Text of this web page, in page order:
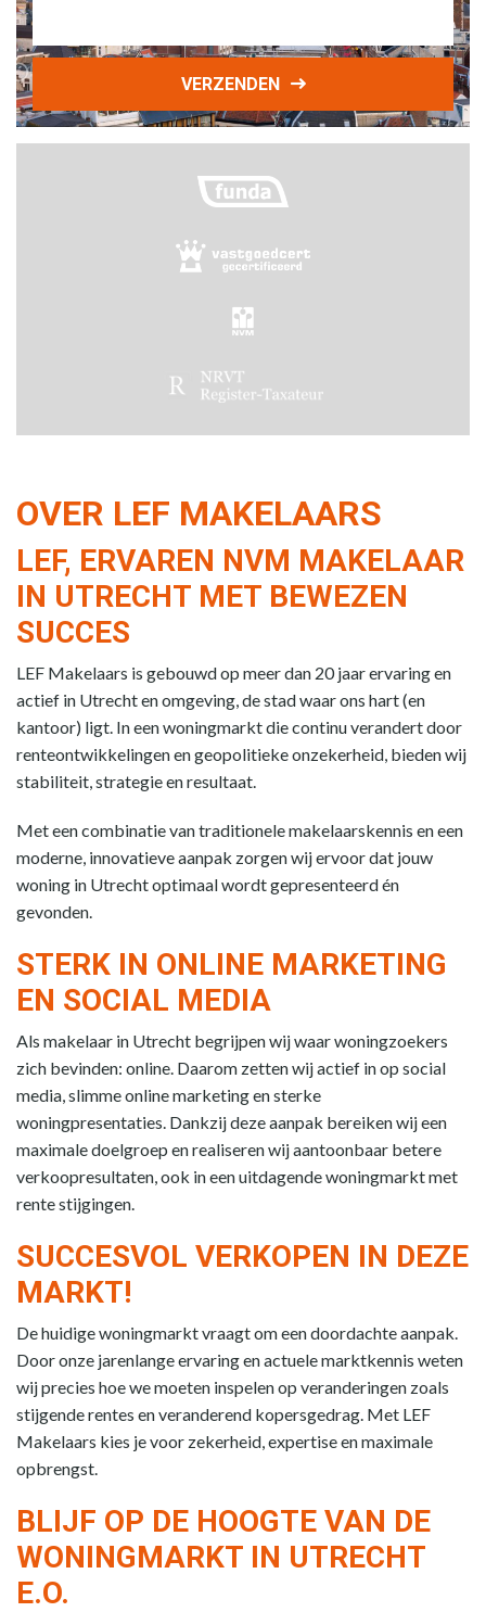
VERZENDEN
OVER LEF MAKELAARS
LEF, ERVAREN NVM MAKELAAR
IN UTRECHT MET BEWEZEN
SUCCES
LEF Makelaars is gebouwd op meer dan 20 jaar ervaring en
actief in Utrecht en omgeving, de stad waar ons hart (en
kantoor) ligt. In een woningmarkt die continu verandert door
renteontwikkelingen en geopolitieke onzekerheid, bieden wij
stabiliteit, strategie en resultaat.
Met een combinatie van traditionele makelaarskennis en een
moderne, innovatieve aanpak zorgen wij ervoor dat jouw
woning in Utrecht optimaal wordt gepresenteerd én
gevonden.
STERK IN ONLINE MARKETING
EN SOCIAL MEDIA
Als makelaar in Utrecht begrijpen wij waar woningzoekers
zich bevinden: online. Daarom zetten wij actief in op social
media, slimme online marketing en sterke
woningpresentaties. Dankzij deze aanpak bereiken wij een
maximale doelgroep en realiseren wij aantoonbaar betere
verkoopresultaten, ook in een uitdagende woningmarkt met
rente stijgingen.
SUCCESVOL VERKOPEN IN DEZE
MARKT!
De huidige woningmarkt vraagt om een doordachte aanpak.
Door onze jarenlange ervaring en actuele marktkennis weten
wij precies hoe we moeten inspelen op veranderingen zoals
stijgende rentes en veranderend kopersgedrag. Met LEF
Makelaars kies je voor zekerheid, expertise en maximale
opbrengst.
BLIJF OP DE HOOGTE VAN DE
WONINGMARKT IN UTRECHT
E.O.